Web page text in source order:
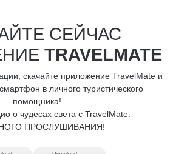
СЕЙЧАС
TRAVELMATE
скачайте приложение TravelMate и
в личного туристического
помощника!
о чудесах света с TravelMate.
ПРОСЛУШИВАНИЯ!